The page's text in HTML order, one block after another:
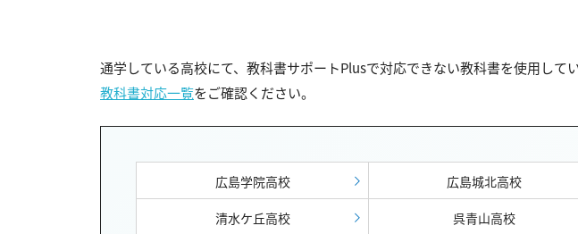
通学している高校にて、教科書サポートPlusで対応できない教科書を使用して
教科書対応一覧をご確認ください。
広島学院高校 広島城北高校
清水ケ丘高校 呉青山高校